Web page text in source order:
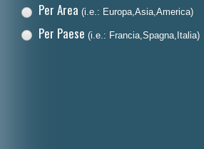
Dansk
Per Area (i.e.: Europa,Asia,America)
Per Paese (i.e.: Francia,Spagna,Italia)